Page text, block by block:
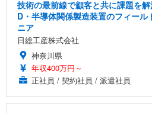
技術の最前線で顧客と共に課題を
D・半導体関係製造装置のフィー
ニア
日総工産株式会社
神奈川県
年収400万円～
正社員 / 契約社員 / 派遣社員